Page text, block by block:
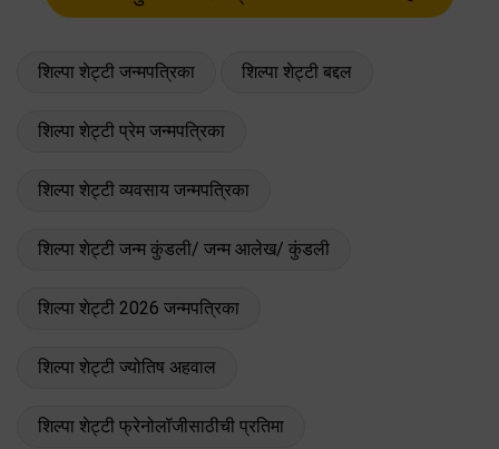
शिल्पा शेट्टी जन्मपत्रिका शिल्पा शेट्टी बद्दल
शिल्पा शेट्टी प्रेम जन्मपत्रिका
शिल्पा शेट्टी व्यवसाय जन्मपत्रिका
शिल्पा शेट्टी जन्म कुंडली/ जन्म आलेख/ कुंडली
शिल्पा शेट्टी 2026 जन्मपत्रिका
शिल्पा शेट्टी ज्योतिष अहवाल
शिल्पा शेट्टी फ्रेनोलॉजीसाठीची प्रतिमा